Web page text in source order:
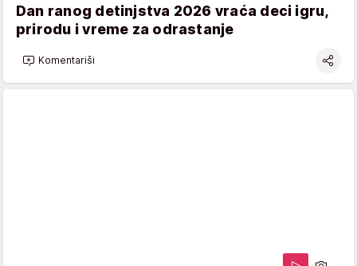
Dan ranog detinjstva 2026 vraća deci igru,
prirodu i vreme za odrastanje
Komentariši